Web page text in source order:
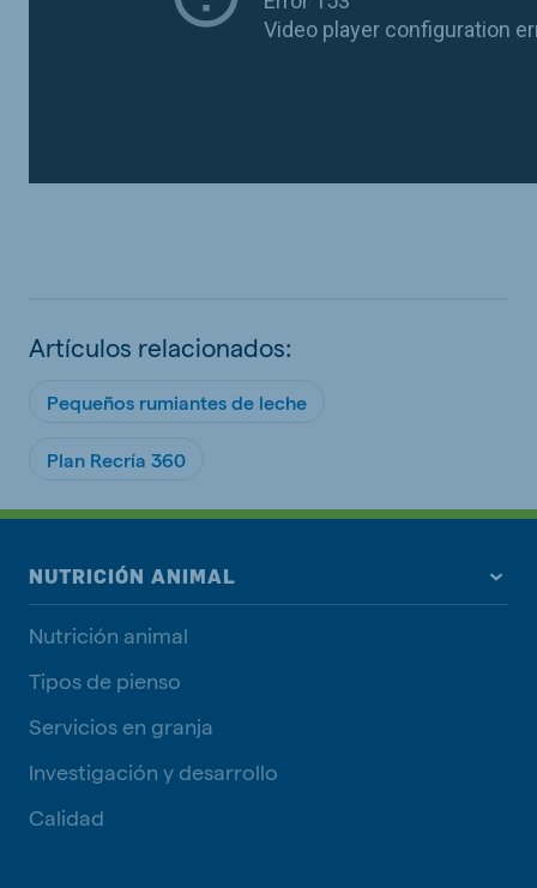
Artículos relacionados:
Pequeños rumiantes de leche
Plan Recría 360
NUTRICIÓN ANIMAL
Nutrición animal
Tipos de pienso
Servicios en granja
Investigación y desarrollo
Calidad